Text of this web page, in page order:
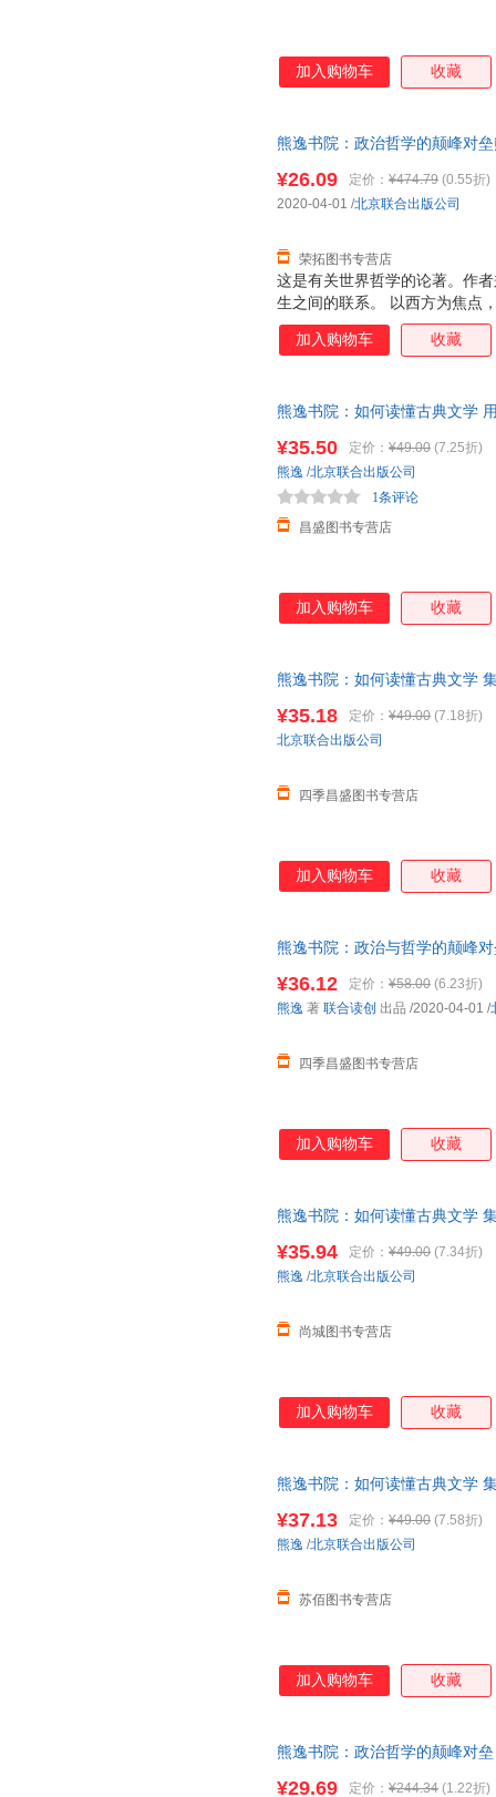
加入购物车 收藏
熊逸书院：政治哲学的颠峰对
这是有关世界哲学的论著。作
生之间的联系。 以西方为焦点
者提供一个哲学、以及怎样应
逻辑方法。给喜爱哲学的读者
¥26.09 定价： ¥474.79 (0.55折)
荣拓图书专营店
2020-04-01 /北京联合出版公司
加入购物车 收藏
熊逸书院：如何读懂古典文学
¥35.50 定价： ¥49.00 (7.25折)
昌盛图书专营店
1条评论
熊逸 /北京联合出版公司
加入购物车 收藏
熊逸书院：如何读懂古典文学
¥35.18 定价： ¥49.00 (7.18折)
四季昌盛图书专营店
北京联合出版公司
加入购物车 收藏
熊逸书院：政治与哲学的颠峰
请放心下单，本店所有商品均
¥36.12 定价： ¥58.00 (6.23折)
四季昌盛图书专营店
熊逸 著 联合读创 出品 /2020-04-01 /
加入购物车 收藏
熊逸书院：如何读懂古典文学
¥35.94 定价： ¥49.00 (7.34折)
尚城图书专营店
熊逸 /北京联合出版公司
加入购物车 收藏
熊逸书院：如何读懂古典文学
¥37.13 定价： ¥49.00 (7.58折)
苏佰图书专营店
熊逸 /北京联合出版公司
加入购物车 收藏
熊逸书院：政治哲学的颠峰对
¥29.69 定价： ¥244.34 (1.22折)